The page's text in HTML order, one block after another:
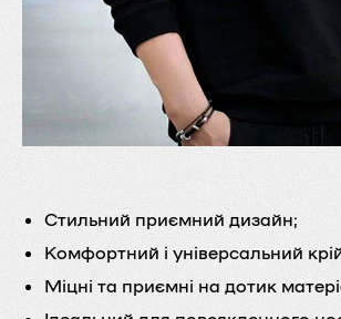
Стильний приємний дизайн;
Комфортний і універсальний
Міцні та приємні на дотик